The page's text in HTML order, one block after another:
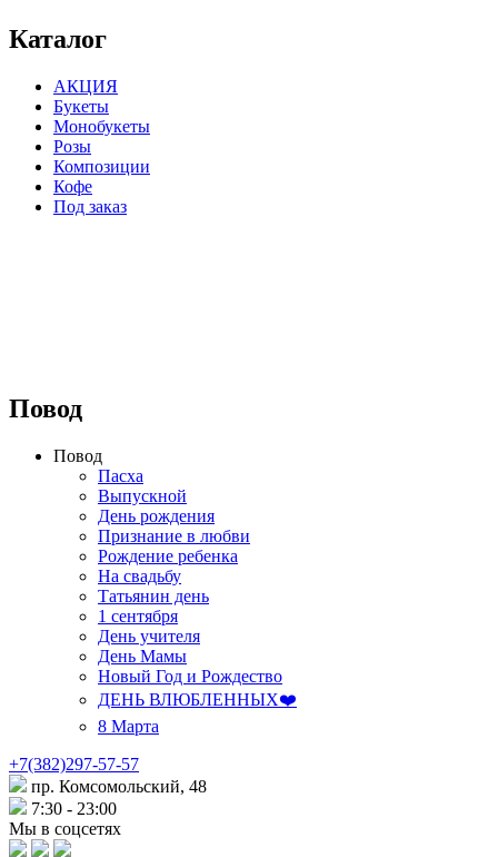
Каталог
АКЦИЯ
Букеты
Монобукеты
Розы
Композиции
Кофе
Под заказ
Повод
Повод
Пасха
Выпускной
День рождения
Признание в любви
Рождение ребенка
На свадьбу
Татьянин день
1 сентября
День учителя
День Мамы
Новый Год и Рождество
ДЕНЬ ВЛЮБЛЕННЫХ❤️
8 Марта
+7(382)297-57-57
пр. Комсомольский, 48
7:30 - 23:00
Мы в соцсетях